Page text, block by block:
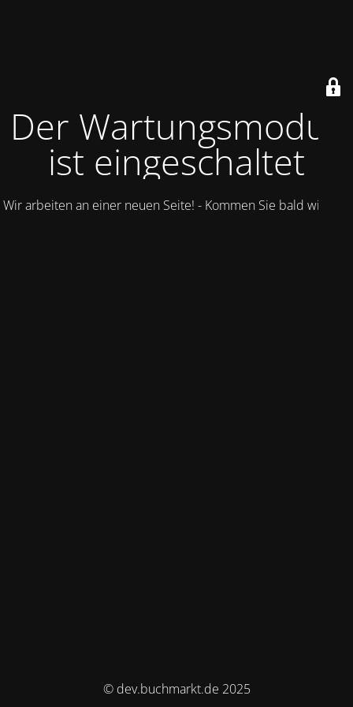
Der Wartungsmodus
ist eingeschaltet
Wir arbeiten an einer neuen Seite! - Kommen Sie bald wieder.
© dev.buchmarkt.de 2025